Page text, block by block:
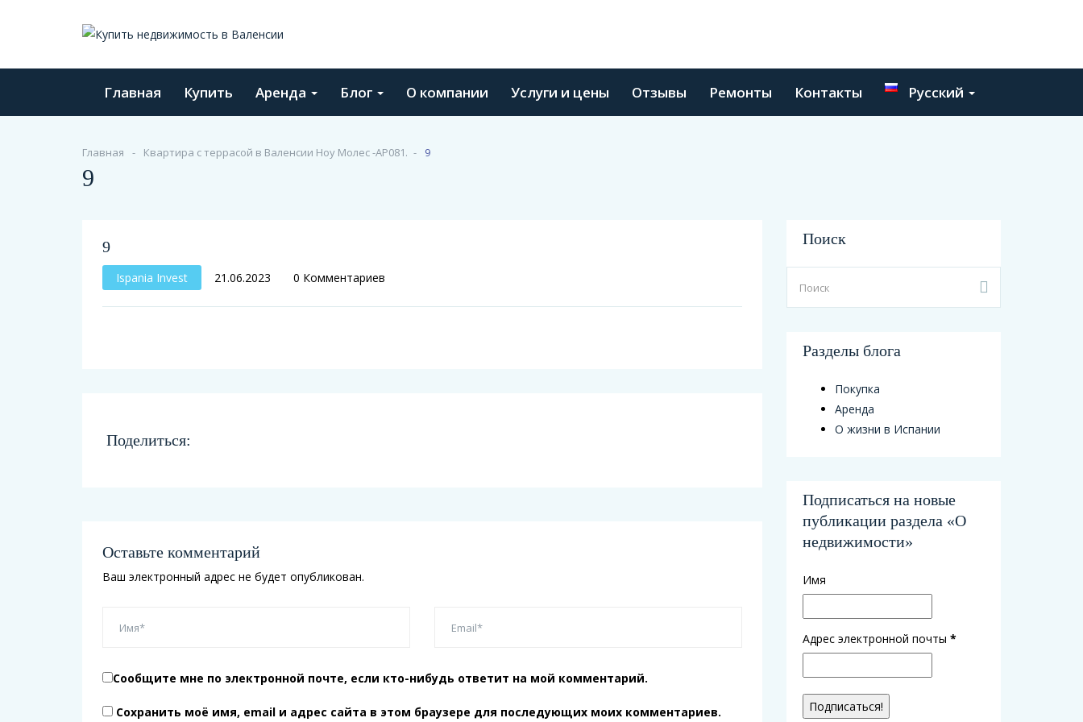
Главная Купить Аренда Блог О компании Услуги и цены Отзывы Ремонты Контакты Русский
Главная Квартира с террасой в Валенсии Ноу Молес -АР081. 9
9
9
Ispania Invest 21.06.2023 0 Комментариев
Поделиться:
Оставьте комментарий
Ваш электронный адрес не будет опубликован.
Сообщите мне по электронной почте, если кто-нибудь ответит на мой комментарий.
Сохранить моё имя, email и адрес сайта в этом браузере для последующих моих комментариев.
Поиск
Разделы блога
Покупка
Аренда
О жизни в Испании
Подписаться на новые
публикации раздела «О
недвижимости»
Имя
Адрес электронной почты *